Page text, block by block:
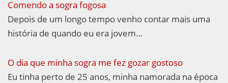
Comendo a sogra fogosa
Depois de um longo tempo venho contar mais uma
história de quando eu era jovem…
O dia que minha sogra me fez gozar gostoso
Eu tinha perto de 25 anos, minha namorada na época